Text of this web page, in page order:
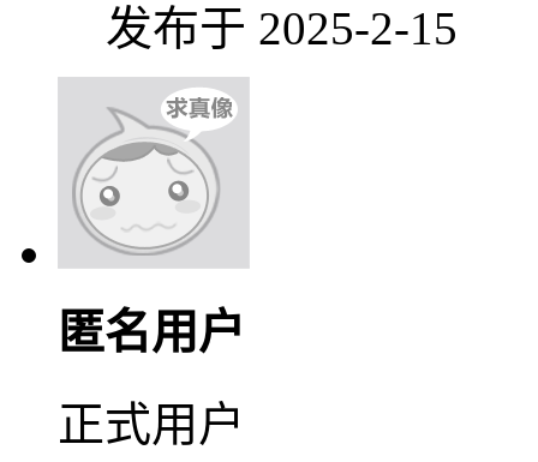
发布于 2025-2-15
匿名用户
正式用户